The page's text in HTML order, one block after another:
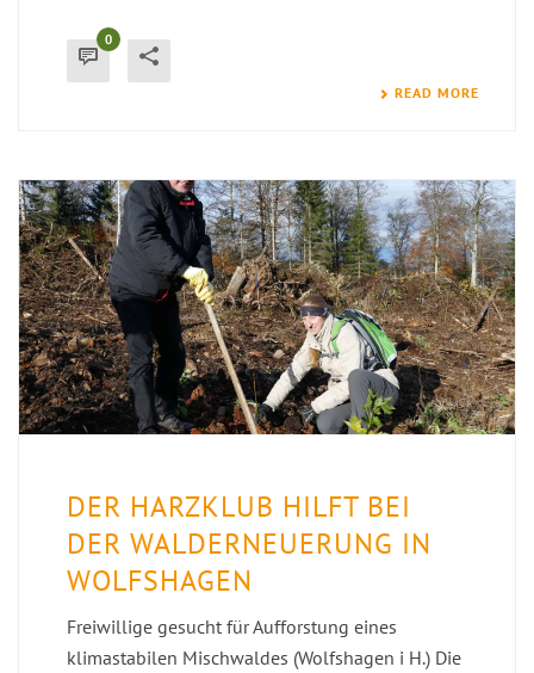
0
READ MORE
DER HARZKLUB HILFT BEI
DER WALDERNEUERUNG IN
WOLFSHAGEN
Freiwillige gesucht für Aufforstung eines
klimastabilen Mischwaldes (Wolfshagen i H.) Die